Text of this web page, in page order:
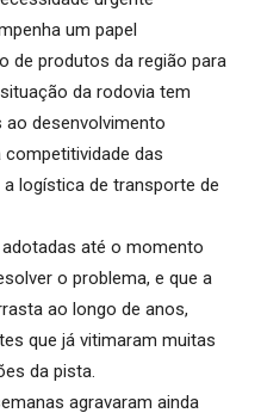
um papel
de produtos da região para
da rodovia tem
desenvolvimento
das
logística de transporte de
até o momento
o problema, e que a
ao longo de anos,
que já vitimaram muitas
da pista.
agravaram ainda